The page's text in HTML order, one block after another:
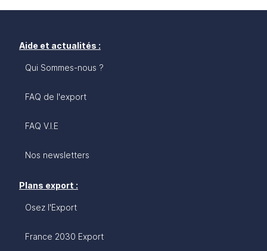
Aide et actualités :
Qui Sommes-nous ?
FAQ de l'export
FAQ V.I.E
Nos newsletters
Plans export :
Osez l'Export
France 2030 Export